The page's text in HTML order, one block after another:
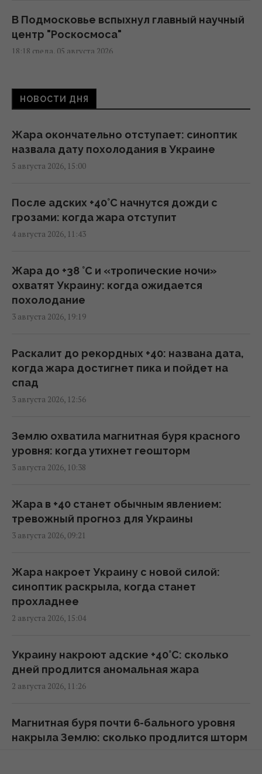
В Подмосковье вспыхнул главный научный
центр "Роскосмоса"
18:18 среда, 05 августа 2026
В Сеуту могли прибыть подозреваемые в
джихадизме: в МВД Испании это отрицают
США готовят новую ядерную стратегию на
случай войны с Россией или Китаем, - NBC
16:23 среда, 05 августа 2026
Украина становится для Европы важнее,
14:14 среда, 05 августа 2026
Трамп отказался передать Украине
ракеты для Patriot, – FT
Несмотря на сомнения Трампа: США
продолжают переговоры с Украиной по
Patriot, - Reuters
Дроны поразили крупный склад
Wildberries в Тульской области: вспыхнул
09:45 среда, 05 августа 2026
Возле гольф-клуба Трампа задержали
записками", – Politico
09:01 среда, 05 августа 2026
На Дунае из-за засухи из-под воды
боеприпасами
08:20 среда, 05 августа 2026
расширил список преступников для войны
в Украине
НОВОСТИ ДНЯ
Жара окончательно отступает: синоптик
назвала дату похолодания в Украине
5 августа 2026, 15:00
После адских +40°C начнутся дожди с
грозами: когда жара отступит
4 августа 2026, 11:43
Жара до +38 °С и «тропические ночи»
охватят Украину: когда ожидается
похолодание
3 августа 2026, 19:19
Раскалит до рекордных +40: названа дата,
когда жара достигнет пика и пойдет на
спад
3 августа 2026, 12:56
Землю охватила магнитная буря красного
уровня: когда утихнет геошторм
3 августа 2026, 10:38
Жара в +40 станет обычным явлением:
тревожный прогноз для Украины
3 августа 2026, 09:21
Жара накроет Украину с новой силой:
синоптик раскрыла, когда станет
прохладнее
2 августа 2026, 15:04
Украину накроют адские +40°C: сколько
дней продлится аномальная жара
2 августа 2026, 11:26
Магнитная буря почти 6-бального уровня
накрыла Землю: сколько продлится шторм